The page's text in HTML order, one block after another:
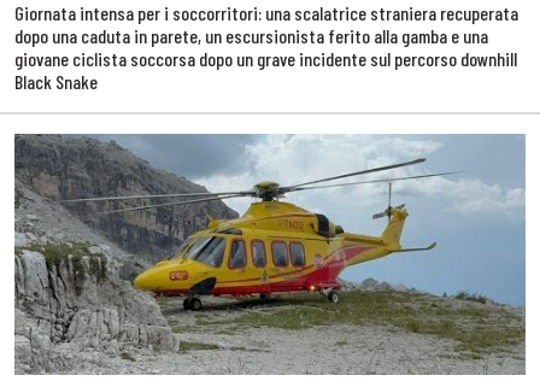
Giornata intensa per i soccorritori: una scalatrice straniera recuperata
dopo una caduta in parete, un escursionista ferito alla gamba e una
giovane ciclista soccorsa dopo un grave incidente sul percorso downhill
Black Snake